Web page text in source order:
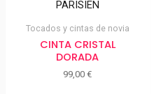
Tocados y cintas de novia
CINTA CRISTAL
DORADA
99,00€